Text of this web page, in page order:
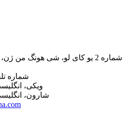
شماره 2 یو کای لو، شی هونگ من
شماره تلفن: +86
ویکی، انگلیسی: +86
شارون، انگلیسی: +86